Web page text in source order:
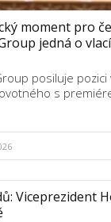
moment pro
jedná o
posiluje pozici
s
Viceprezident